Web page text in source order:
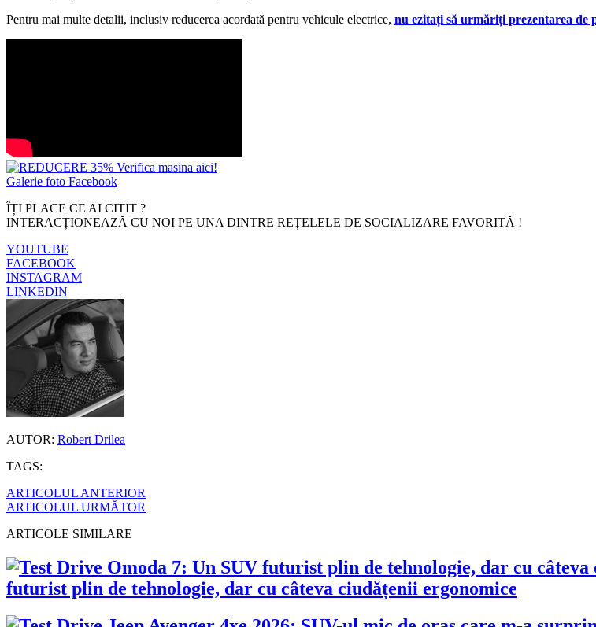
Pentru mai multe detalii, inclusiv reducerea acordată pentru vehicule electrice, nu ezitați să urmăriți prezentarea de
Galerie foto Facebook
ÎȚI PLACE CE AI CITIT ?
INTERACȚIONEAZĂ CU NOI PE UNA DINTRE REȚELELE DE SOCIALIZARE FAVORITĂ !
YOUTUBE
FACEBOOK
INSTAGRAM
LINKEDIN
AUTOR: Robert Drilea
TAGS:
ARTICOLUL ANTERIOR
ARTICOLUL URMĂTOR
ARTICOLE SIMILARE
futurist plin de tehnologie, dar cu câteva ciudățenii ergonomice